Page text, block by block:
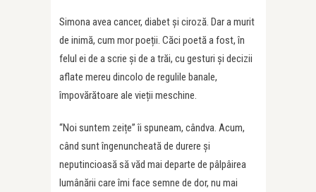
Simona avea cancer, diabet și ciroză. Dar a murit
de inimă, cum mor poeții. Căci poetă a fost, în
felul ei de a scrie și de a trăi, cu gesturi și decizii
aflate mereu dincolo de regulile banale,
împovărătoare ale vieții meschine.
“Noi suntem zeițe” îi spuneam, cândva. Acum,
când sunt îngenuncheată de durere și
neputincioasă să văd mai departe de pâlpâirea
lumânării care îmi face semne de dor, nu mai